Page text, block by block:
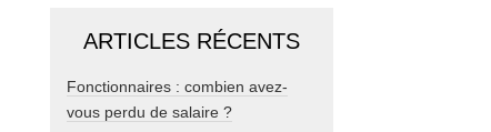
ARTICLES RÉCENTS
Fonctionnaires : combien avez-
vous perdu de salaire ?